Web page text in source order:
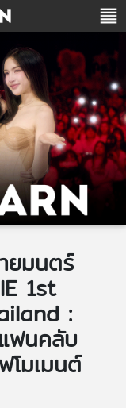
ยมนตร์
1st
:
ฟนคลับ
โมเมนต์